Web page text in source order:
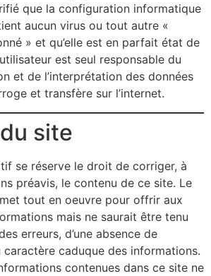
que la configuration informatique
aucun virus ou tout autre «
» et qu’elle est en parfait état de
est seul responsable du
et de l’interprétation des données
et transfère sur l’internet.
site
se réserve le droit de corriger, à
préavis, le contenu de ce site. Le
tout en oeuvre pour offrir aux
mais ne saurait être tenu
erreurs, d’une absence de
caduque des informations.
contenues dans ce site ne